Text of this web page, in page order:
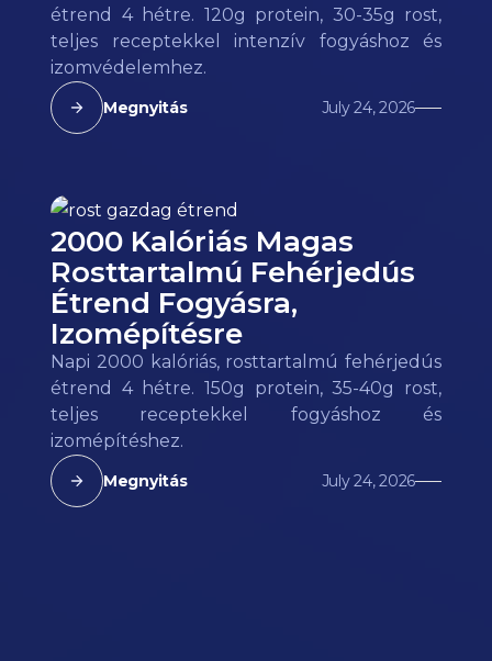
étrend 4 hétre. 120g protein, 30-35g rost,
teljes receptekkel intenzív fogyáshoz és
izomvédelemhez.
Megnyitás July 24, 2026
2000 Kalóriás Magas
Rosttartalmú Fehérjedús
Étrend Fogyásra,
Izomépítésre
Napi 2000 kalóriás, rosttartalmú fehérjedús
étrend 4 hétre. 150g protein, 35-40g rost,
teljes receptekkel fogyáshoz és
izomépítéshez.
Megnyitás July 24, 2026